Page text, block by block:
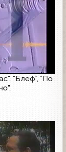
"Блеф", "По